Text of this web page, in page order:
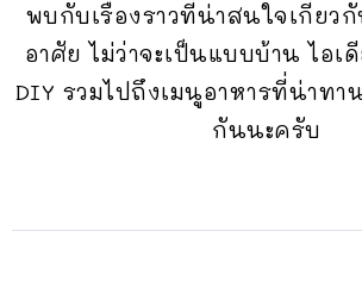
พบกับเรื่องราวที่น่าสนใจเกี่ยว
อาศัย ไม่ว่าจะเป็นแบบบ้าน ไอเ
DIY รวมไปถึงเมนูอาหารที่น่าทา
กันนะครับ